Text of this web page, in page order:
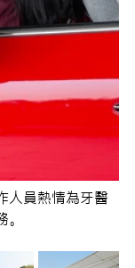
人員熱情為牙醫